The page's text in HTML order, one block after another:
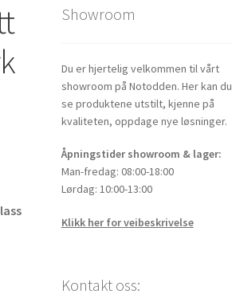
Showroom
Du er hjertelig velkommen til vårt
showroom på Notodden. Her kan du
se produktene utstilt, kjenne på
kvaliteten, oppdage nye løsninger.
Åpningstider showroom & lager:
Man-fredag: 08:00-18:00
Lørdag: 10:00-13:00
Klikk her for veibeskrivelse
Kontakt oss: